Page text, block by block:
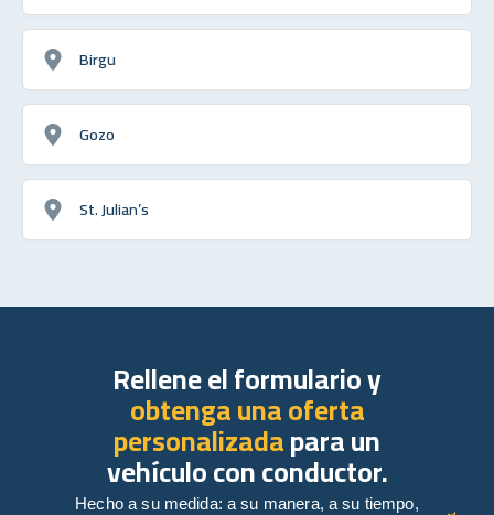
Birgu
Gozo
St. Julian’s
Rellene el formulario y
obtenga una oferta
personalizadapara un
vehículo con conductor.
Hecho a su medida: a su manera, a su tiempo,